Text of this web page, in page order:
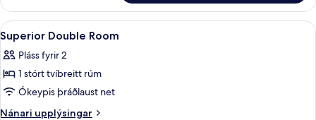
Double
Room
Skoða
allar
myndir
fyrir
Superior
Double
Ofnæmisprófaður sængurfatnaður,
13
Superior Double Room
Pláss fyrir 2
1 stórt tvíbreitt rúm
Ókeypis þráðlaust net
Nánari upplýsingar
Nánari